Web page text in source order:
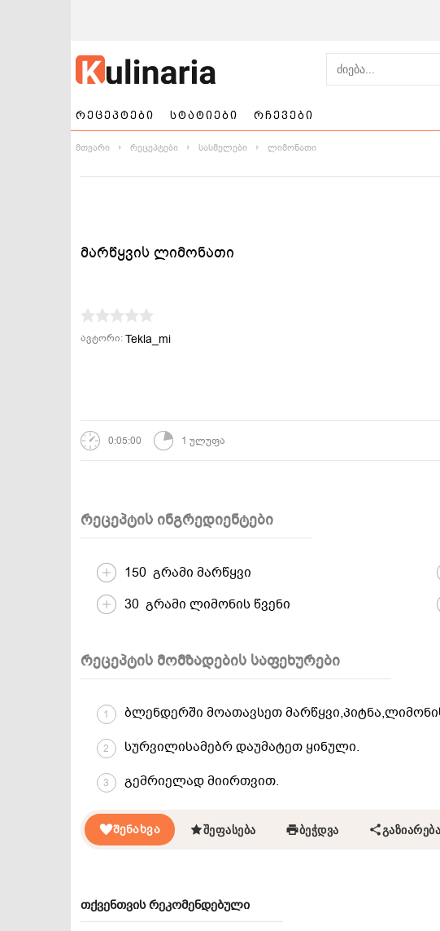
რეცეპტები
ნამცხვრები და
ტორტები
სტატიები რჩევები
მთვარი რეცეპტები სასმელები ლიმონათი
მარწყვის ლიმონათი
ავტორი:Tekla_mi
0:05:00 1 ულუფა
რეცეპტის ინგრედიენტები
150 გრამი მარწყვი
30 გრამი ლიმონის წვენი
რეცეპტის მომზადების საფეხურები
1 ბლენდერში მოათავსეთ
2 სურვილისამებრ დაუმატეთ ყინული.
3 გემრიელად მიირთვით.
ᲨᲔᲜᲐᲮᲕᲐ ᲨᲔᲤᲐᲡᲔᲑᲐ ᲑᲔᲭᲓᲕᲐ ᲒᲐᲖᲘᲐᲠᲔᲑᲐ
თქვენთვის რეკომენდებული